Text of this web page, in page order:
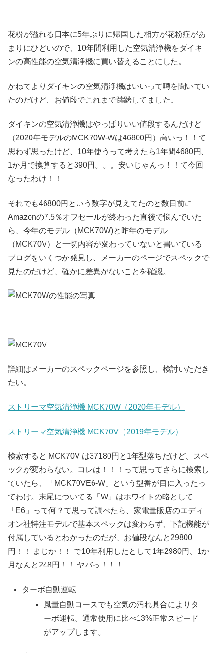
花粉が溢れる日本に5年ぶりに帰国した相方が花粉症があ
まりにひどいので、10年間利用した空気清浄機をダイキ
ンの高性能の空気清浄機に買い替えることにした。
かねてよりダイキンの空気清浄機はいいって噂を聞いてい
たのだけど、お値段でこれまで躊躇してました。
ダイキンの空気清浄機はやっぱりいい値段するんだけど
（2020年モデルのMCK70W-Wは46800円）高いっ！！て
思わず思ったけど、10年使うって考えたら1年間4680円、
1か月で換算すると390円。。。安いじゃんっ！！て今回
なったわけ！！
それでも46800円という数字が見えてたのと数日前に
Amazonの7.5％オフセールが終わった直後で悩んでいた
ら、今年のモデル（MCK70W)と昨年のモデル
（MCK70V）と一切内容が変わっていないと書いている
ブログをいくつか発見し、メーカーのページでスペックで
見たのだけど、確かに差異がないことを確認。
詳細はメーカーのスペックページを参照し、検討いただき
たい。
ストリーマ空気清浄機 MCK70W（2020年モデル）
ストリーマ空気清浄機 MCK70V（2019年モデル）
検索すると MCK70V は37180円と1年型落ちだけど、スペ
ックが変わらない。コレは！！！って思ってさらに検索し
ていたら、「MCK70VE6-W」という型番が目に入ったっ
てわけ。末尾についてる「W」はホワイトの略として
「E6」って何？て思って調べたら、家電量販店のエディ
オン社特注モデルで基本スペックは変わらず、下記機能が
付属しているとわかったのだが、お値段なんと29800
円！！ まじか！！ で10年利用したとして1年2980円、1か
月なんと248円！！ ヤバっ！！！
ターボ自動運転
風量自動コースでも空気の汚れ具合によりタ
ーボ運転。通常使用に比べ13%正常スピード
がアップします。